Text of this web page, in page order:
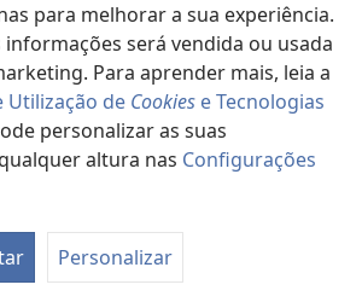
para melhorar a sua experiência.
será vendida ou usada
Para aprender mais, leia a
Utilização de Cookies e Tecnologias
personalizar as suas
altura nas Configurações
Personalizar
Tower Bible and Tract Society of Pennsylvania.
DE PRIVACIDADE